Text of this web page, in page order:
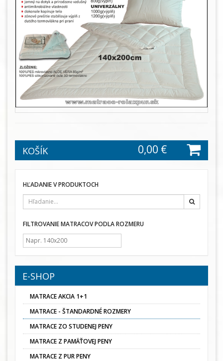
KOŠÍK 0,00 €
HĽADANIE V PRODUKTOCH
FILTROVANIE MATRACOV PODLA ROZMERU
E-SHOP
MATRACE AKCIA 1+1
MATRACE - ŠTANDARDNÉ ROZMERY
MATRACE ZO STUDENEJ PENY
MATRACE Z PAMÄŤOVEJ PENY
MATRACE Z PUR PENY